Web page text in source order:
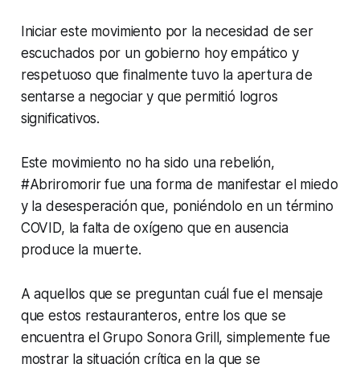
Iniciar este movimiento por la necesidad de ser
escuchados por un gobierno hoy empático y
respetuoso que finalmente tuvo la apertura de
sentarse a negociar y que permitió logros
significativos.
Este movimiento no ha sido una rebelión,
#Abriromorir fue una forma de manifestar el miedo
y la desesperación que, poniéndolo en un término
COVID, la falta de oxígeno que en ausencia
produce la muerte.
A aquellos que se preguntan cuál fue el mensaje
que estos restauranteros, entre los que se
encuentra el Grupo Sonora Grill, simplemente fue
mostrar la situación crítica en la que se